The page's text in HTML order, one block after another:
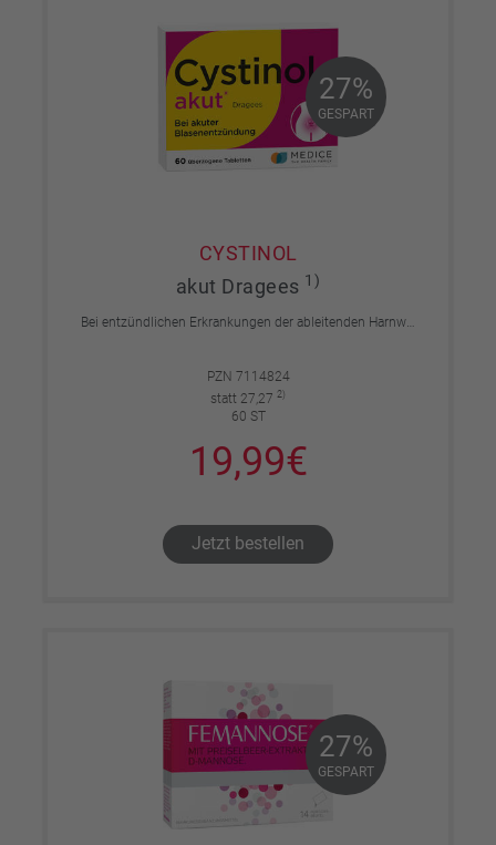
27%
GESPART
27%
GESPART
CYSTINOL
akut Dragees 1)
Bei entzündlichen Erkrankungen der ableitenden Harnwege.
PZN 7114824
statt 27,27 2)
60 ST
19,99€
Jetzt bestellen
27%
GESPART
27%
GESPART